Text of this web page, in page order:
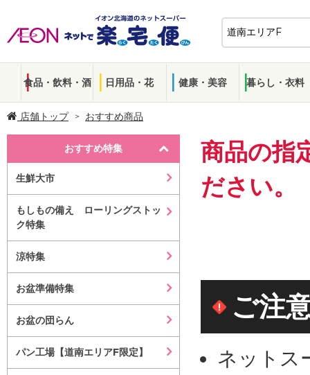
食品・飲料・酒 日用品・花 健康・美容 暮らし・衣料
店舗トップ おすすめ商品
おすすめ特集
生鮮大市
もしもの備え ローリングストッ
ク特集
涼特集
お盆準備特集
お盆の団らん
パン工場【道南エリアF限定】
商品の指
ださい。
ご注
ネットス